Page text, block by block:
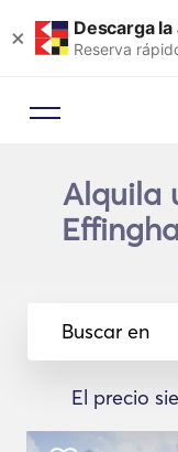
× Descarga la
Reserva
Alquila
Buscar en
El precio